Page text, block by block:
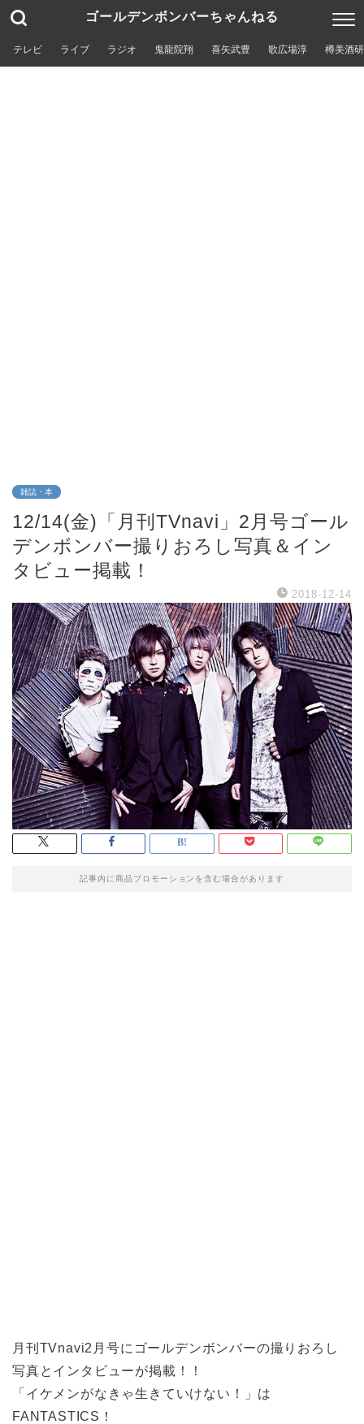
ゴールデンボンバーちゃんねる
テレビ ライブ ラジオ 鬼龍院翔 喜矢武豊 歌広場淳 樽美酒
雑誌・本
12/14(金)「月刊TVnavi」2月号ゴール
デンボンバー撮りおろし写真＆イン
タビュー掲載！
2018-12-14
記事内に商品プロモーションを含む場合があります
月刊TVnavi2月号にゴールデンボンバーの撮りおろし
写真とインタビューが掲載！！
「イケメンがなきゃ生きていけない！」は
FANTASTICS！